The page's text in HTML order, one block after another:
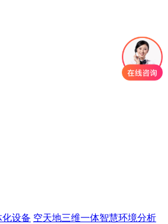
设备 空天地三维一体智慧环境分析